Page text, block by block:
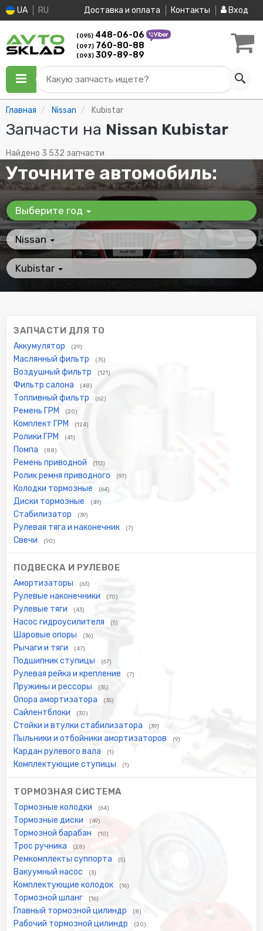
UA RU Доставка и оплата Контакты Вход
(095) 448-06-06
(097) 760-80-88
(093) 309-89-89
Какую запчасть ищете?
Главная Nissan Kubistar
Запчасти на Nissan Kubistar
Найдено 3 532 запчасти
Уточните автомобиль:
Выберите год
Nissan
Kubistar
ЗАПЧАСТИ ДЛЯ ТО
Аккумулятор (29)
Маслянный фильтр (75)
Воздушный фильтр (121)
Фильтр салона (48)
Топливный фильтр (62)
Ремень ГРМ (20)
Комплект ГРМ (124)
Ролики ГРМ (41)
Помпа (88)
Ремень приводной (113)
Ролик ремня приводного (97)
Колодки тормозные (64)
Диски тормозные (49)
Стабилизатор (39)
Рулевая тяга и наконечник (7)
Свечи (90)
ПОДВЕСКА И РУЛЕВОЕ
Амортизаторы (63)
Рулевые наконечники (70)
Рулевые тяги (43)
Насос гидроусилителя (5)
Шаровые опоры (36)
Рычаги и тяги (47)
Подшипник ступицы (67)
Рулевая рейка и крепление (7)
Пружины и рессоры (35)
Опора амортизатора (35)
Сайлентблоки (30)
Стойки и втулки стабилизатора (39)
Пыльники и отбойники амортизаторов (9)
Кардан рулевого вала (1)
Комплектующие ступицы (1)
ТОРМОЗНАЯ СИСТЕМА
Тормозные колодки (64)
Тормозные диски (49)
Тормозной барабан (10)
Трос ручника (28)
Ремкомплекты суппорта (5)
Вакуумный насос (3)
Комплектующие колодок (16)
Тормозной шланг (16)
Главный тормозной цилиндр (8)
Рабочий тормозной цилиндр (20)